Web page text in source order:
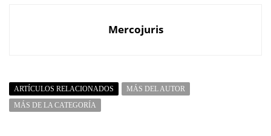
Mercojuris
ARTÍCULOS RELACIONADOS
MÁS DEL AUTOR
MÁS DE LA CATEGORÍA